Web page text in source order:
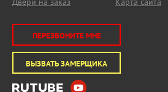
ПЕРЕЗВОНИТЕ МНЕ
ВЫЗВАТЬ ЗАМЕРЩИКА